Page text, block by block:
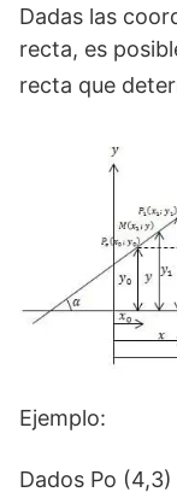
Dadas las
recta, es
recta que
Ejemplo:
Dados Po